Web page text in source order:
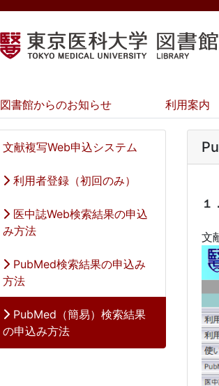
図書館からのお知らせ 利用案内
文献複写Web申込システム
利用者登録（初回のみ）
医中誌Web検索結果の申込
み方法
PubMed検索結果の申込み
方法
PubMed（簡易）検索結果
の申込み方法
１
文